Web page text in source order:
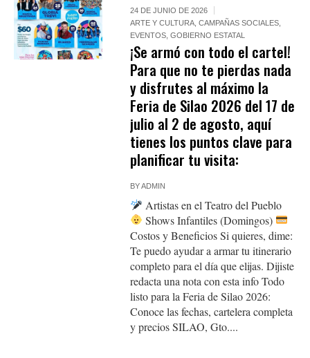
24 DE JUNIO DE 2026
ARTE Y CULTURA ,CAMPAÑAS SOCIALES
EVENTOS ,GOBIERNO ESTATAL
¡Se armó con todo el cartel!
Para que no te pierdas nada
y disfrutes al máximo la
Feria de Silao 2026 del 17 de
julio al 2 de agosto, aquí
tienes los puntos clave para
planificar tu visita:
BYADMIN
Artistas en el Teatro del Pueblo
Shows Infantiles (Domingos)
Costos y Beneficios Si quieres, dime:
Te puedo ayudar a armar tu itinerario
completo para el día que elijas. Dijiste
redacta una nota con esta info Todo
listo para la Feria de Silao 2026:
Conoce las fechas, cartelera completa
y precios SILAO, Gto....